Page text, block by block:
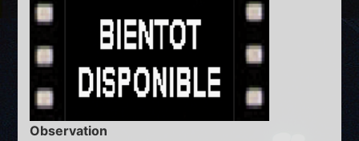
Observation